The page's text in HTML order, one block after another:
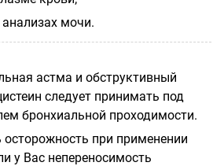
мочи.
астма и обструктивный
следует принимать под
бронхиальной проходимости.
при применении
у Вас непереносимость